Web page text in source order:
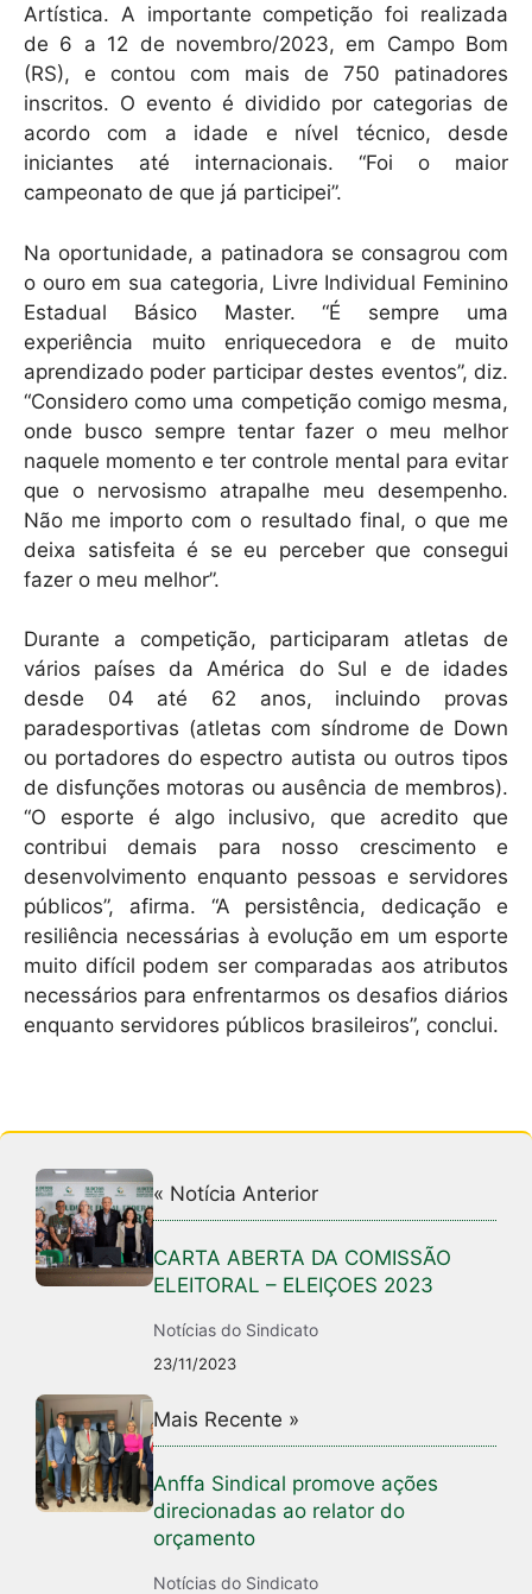
Artística. A importante competição foi realizada
de 6 a 12 de novembro/2023, em Campo Bom
(RS), e contou com mais de 750 patinadores
inscritos. O evento é dividido por categorias de
acordo com a idade e nível técnico, desde
iniciantes até internacionais. “Foi o maior
campeonato de que já participei”.
Na oportunidade, a patinadora se consagrou com
o ouro em sua categoria, Livre Individual Feminino
Estadual Básico Master. “É sempre uma
experiência muito enriquecedora e de muito
aprendizado poder participar destes eventos”, diz.
“Considero como uma competição comigo mesma,
onde busco sempre tentar fazer o meu melhor
naquele momento e ter controle mental para evitar
que o nervosismo atrapalhe meu desempenho.
Não me importo com o resultado final, o que me
deixa satisfeita é se eu perceber que consegui
fazer o meu melhor”.
Durante a competição, participaram atletas de
vários países da América do Sul e de idades
desde 04 até 62 anos, incluindo provas
paradesportivas (atletas com síndrome de Down
ou portadores do espectro autista ou outros tipos
de disfunções motoras ou ausência de membros).
“O esporte é algo inclusivo, que acredito que
contribui demais para nosso crescimento e
desenvolvimento enquanto pessoas e servidores
públicos”, afirma. “A persistência, dedicação e
resiliência necessárias à evolução em um esporte
muito difícil podem ser comparadas aos atributos
necessários para enfrentarmos os desafios diários
enquanto servidores públicos brasileiros”, conclui.
« Notícia Anterior
CARTA ABERTA DA COMISSÃO
ELEITORAL – ELEIÇOES 2023
Notícias do Sindicato
23/11/2023
Mais Recente »
Anffa Sindical promove ações
direcionadas ao relator do
orçamento
Notícias do Sindicato